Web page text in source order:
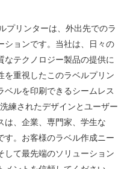
プリンターは、外出先でのラ
ションです。当社は、日々の
なテクノロジー製品の提供に
を重視したこのラベルプリン
ベルを印刷できるシームレス
練されたデザインとユーザー
は、企業、専門家、学生な
す。お客様のラベル作成ニー
して最先端のソリューション